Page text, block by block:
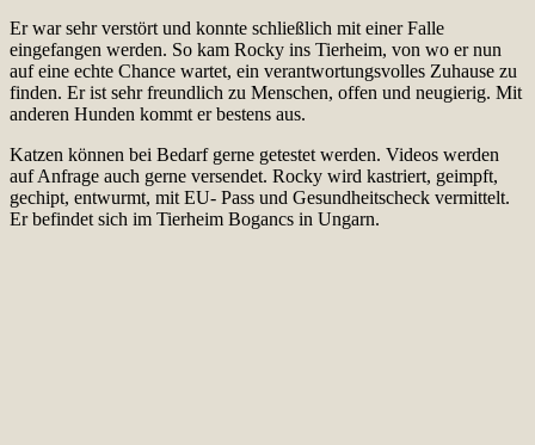
Er war sehr verstört und konnte schließlich mit einer Falle
eingefangen werden. So kam Rocky ins Tierheim, von wo er nun
auf eine echte Chance wartet, ein verantwortungsvolles Zuhause zu
finden. Er ist sehr freundlich zu Menschen, offen und neugierig. Mit
anderen Hunden kommt er bestens aus.
Katzen können bei Bedarf gerne getestet werden. Videos werden
auf Anfrage auch gerne versendet. Rocky wird kastriert, geimpft,
gechipt, entwurmt, mit EU- Pass und Gesundheitscheck vermittelt.
Er befindet sich im Tierheim Bogancs in Ungarn.